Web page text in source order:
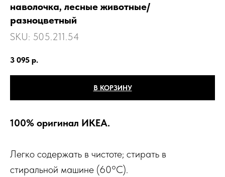
наволочка, лесные животные/
разноцветный
SKU: 505.211.54
3 095 р.
В КОРЗИНУ
100% оригинал ИКЕА.
Легко содержать в чистоте; стирать в
стиральной машине (60°C).